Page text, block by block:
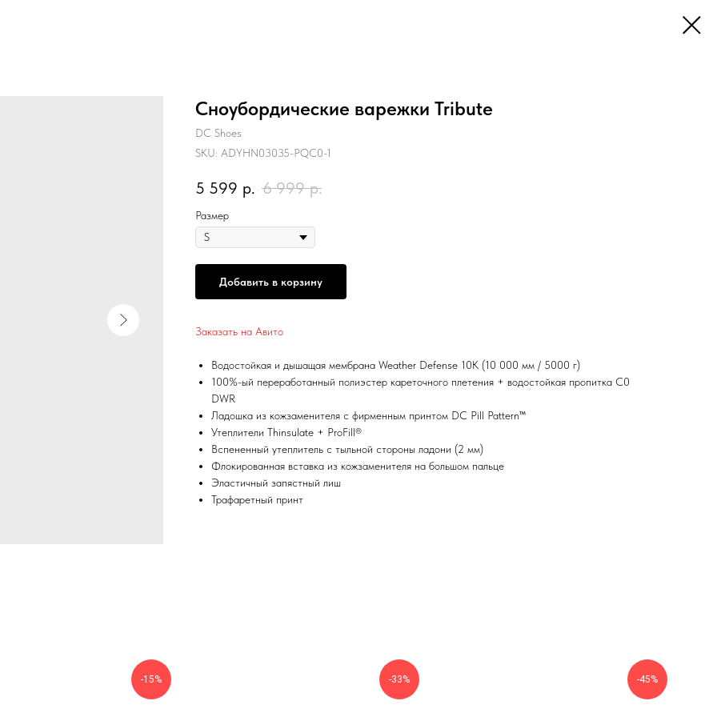
Сноубордические варежки Tribute
DC Shoes
SKU: ADYHN03035-PQC0-1
5 599 р. 6 999 р.
Размер
Добавить в корзину
Заказать на Авито
Водостойкая и дышащая мембрана Weather Defense 10K (10 000 мм / 5000 г)
100%-ый переработанный полиэстер кареточного плетения + водостойкая пропитка C0
DWR
Ладошка из кожзаменителя с фирменным принтом DC Pill Pattern™
Утеплители Thinsulate + ProFill®
Вспененный утеплитель с тыльной стороны ладони (2 мм)
Флокированная вставка из кожзаменителя на большом пальце
Эластичный запястный лиш
Трафаретный принт
-15% -33% -45%